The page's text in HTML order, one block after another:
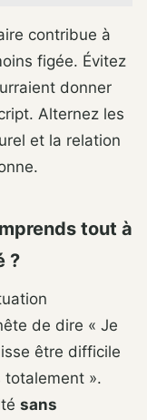
contribue à
figée. Évitez
donner
Alternez les
et la relation
tout à
?
de dire « Je
être difficile
totalement ».
sans